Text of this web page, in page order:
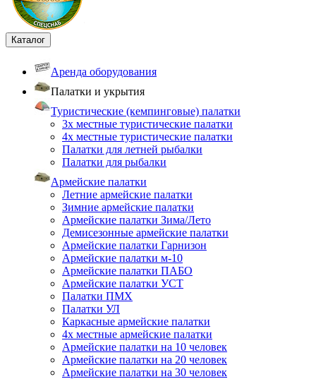
Каталог
Аренда оборудования
Палатки и укрытия
Туристические (кемпинговые) палатки
3х местные туристические палатки
4х местные туристические палатки
Палатки для летней рыбалки
Палатки для рыбалки
Армейские палатки
Летние армейские палатки
Зимние армейские палатки
Армейские палатки Зима/Лето
Демисезонные армейские палатки
Армейские палатки Гарнизон
Армейские палатки м-10
Армейские палатки ПАБО
Армейские палатки УСТ
Палатки ПМХ
Палатки УЛ
Каркасные армейские палатки
4х местные армейские палатки
Армейские палатки на 10 человек
Армейские палатки на 20 человек
Армейские палатки на 30 человек